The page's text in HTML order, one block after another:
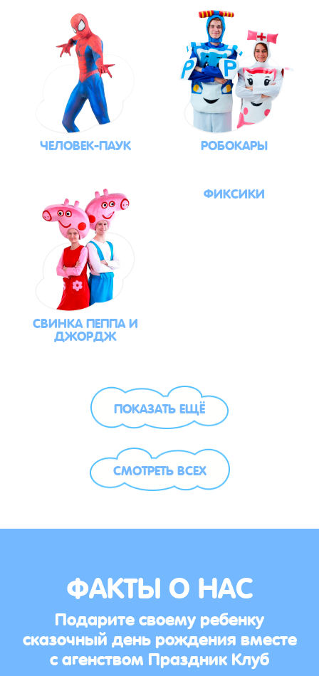
ЧЕЛОВЕК-ПАУК РОБОКАРЫ
СВИНКА ПЕППА И
ДЖОРДЖ
ФИКСИКИ
ПОКАЗАТЬ ЕЩЁ
СМОТРЕТЬ ВСЕХ
ФАКТЫ О НАС
Подарите своему ребенку
сказочный день рождения вместе
с агенством Праздник Клуб